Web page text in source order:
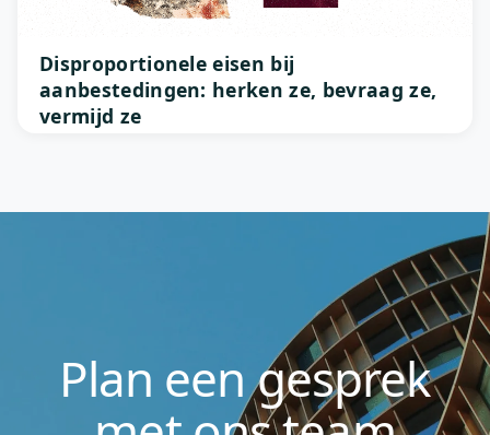
Disproportionele eisen bij
aanbestedingen: herken ze, bevraag ze,
vermijd ze
Plan een gesprek